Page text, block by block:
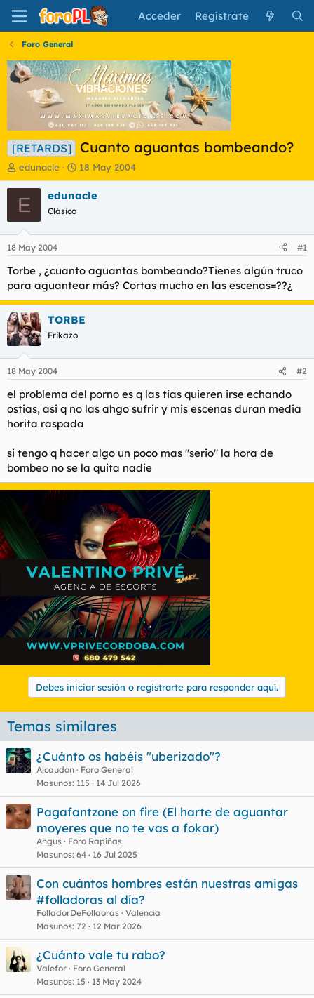
Acceder Regístrate
Foro General
[RETARDS] Cuanto aguantas bombeando?
I
n
i
c
a
d
o
r
e
l
t
e
m
a
edunacle
F
e
c
i
n
c
i
o
18 May 2004
E edunacle
Clásico
18 May 2004 #1
Torbe , ¿cuanto aguantas bombeando?Tienes algún truco
para aguantear más? Cortas mucho en las escenas=??¿
TORBE
Frikazo
18 May 2004 #2
el problema del porno es q las tias quieren irse echando
ostias, asi q no las ahgo sufrir y mis escenas duran media
horita raspada
si tengo q hacer algo un poco mas "serio" la hora de
bombeo no se la quita nadie
Debes iniciar sesión o registrarte para responder aquí.
Temas similares
¿Cuánto os habéis "uberizado"?
Alcaudon
Foro General
Masunos 115 14 Jul 2026
Pagafantzone on fire (El harte de aguantar
moyeres que no te vas a fokar)
Angus
Foro Rapiñas
Masunos 64 16 Jul 2025
Con cuántos hombres están nuestras amigas
#folladoras al día?
FolladorDeFollaoras Valencia
Masunos 72 12 Mar 2026
¿Cuánto vale tu rabo?
Valefor
Foro General
Masunos 15 13 May 2024